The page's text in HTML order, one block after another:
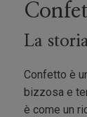
La
Confetto è
bizzosa e
è come un